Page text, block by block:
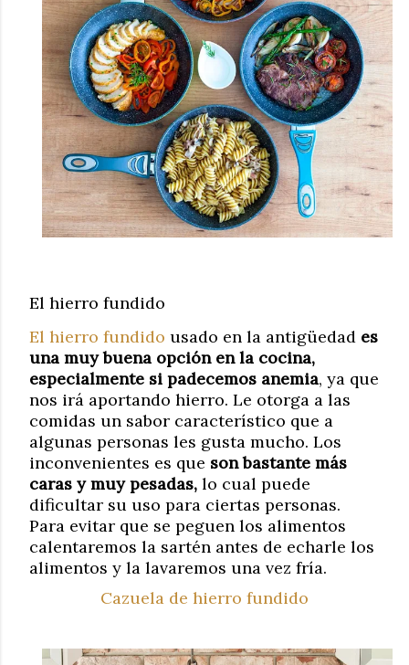
El hierro fundido
El hierro fundido usado en la antigüedad es
una muy buena opción en la cocina,
especialmente si padecemos anemia, ya que
nos irá aportando hierro. Le otorga a las
comidas un sabor característico que a
algunas personas les gusta mucho. Los
inconvenientes es que son bastante más
caras y muy pesadas, lo cual puede
dificultar su uso para ciertas personas.
Para evitar que se peguen los alimentos
calentaremos la sartén antes de echarle los
alimentos y la lavaremos una vez fría.
Cazuela de hierro fundido